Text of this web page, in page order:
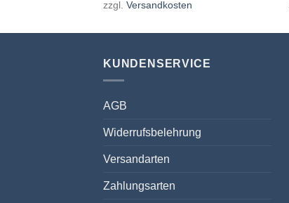
zzgl. Versandkosten
KUNDENSERVICE
AGB
Widerrufsbelehrung
Versandarten
Zahlungsarten